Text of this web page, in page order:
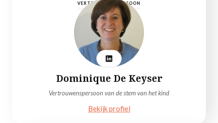
VERTROUWENSPERSOON
Dominique De Keyser
Vertrouwenspersoon van de stem van het kind
Bekijk profiel